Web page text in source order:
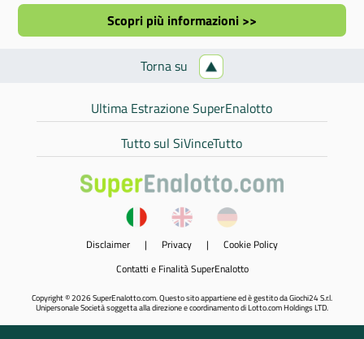
Scopri più informazioni >>
Torna su
Ultima Estrazione SuperEnalotto
Tutto sul SiVinceTutto
Disclaimer | Privacy | Cookie Policy
Contatti e Finalità SuperEnalotto
Copyright © 2026 SuperEnalotto.com. Questo sito appartiene ed è gestito da Giochi24 S.r.l.
Unipersonale Società soggetta alla direzione e coordinamento di Lotto.com Holdings LTD.